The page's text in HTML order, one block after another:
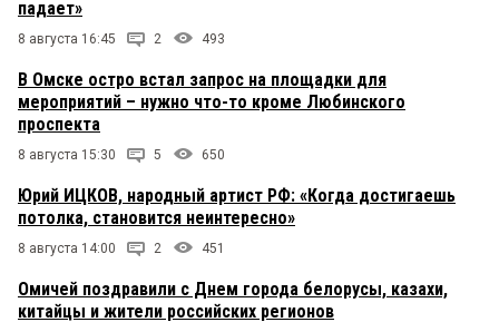
падает»
8 августа 16:45 2 493
В Омске остро встал запрос на площадки для
мероприятий – нужно что-то кроме Любинского
проспекта
8 августа 15:30 5 650
Юрий ИЦКОВ, народный артист РФ: «Когда достигаешь
потолка, становится неинтересно»
8 августа 14:00 2 451
Омичей поздравили с Днем города белорусы, казахи,
китайцы и жители российских регионов